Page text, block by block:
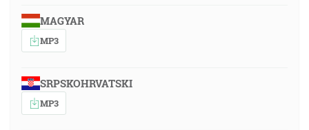
MAGYAR
MP3
SRPSKOHRVATSKI
MP3